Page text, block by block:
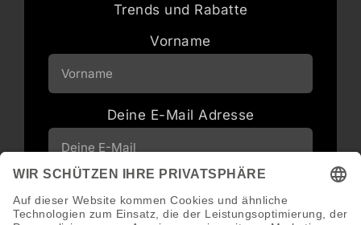
Trends und Rabatte
Vorname
Deine E-Mail Adresse
erhalten